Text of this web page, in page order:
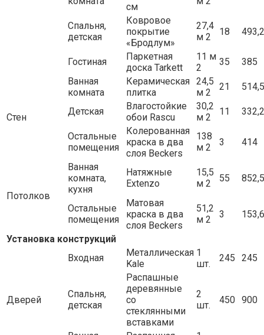
см
Спальня,
детская
Ковровое
покрытие
«Бродлум»
27,4
м 2
18 493,2
Гостиная
Паркетная
доска Tarkett
11 м
2
35 385
Стен
Ванная
комната
Керамическая
плитка
24,5
м 2
21 514,5
Детская
Влагостойкие
обои Rascu
30,2
м 2
11 332,2
Остальные
помещения
Колерованная
краска в два
слоя Beckers
138
м 2
3 414
Потолков
Ванная
комната,
кухня
Натяжные
Extenzo
15,5
м 2
55 852,5
Остальные
помещения
Матовая
краска в два
слоя Beckers
51,2
м 2
3 153,6
Установка конструкций
Дверей
Входная
Металлическая
Kale
1
шт.
245 245
Спальня,
детская
Распашные
деревянные
со
стеклянными
вставками
2
шт.
450 900